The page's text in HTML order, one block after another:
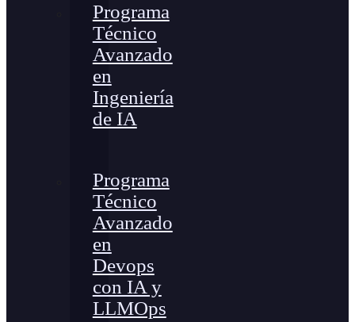
Programa
Técnico
Avanzado
en
Ingeniería
de IA
Programa
Técnico
Avanzado
en
Devops
con IA y
LLMOps